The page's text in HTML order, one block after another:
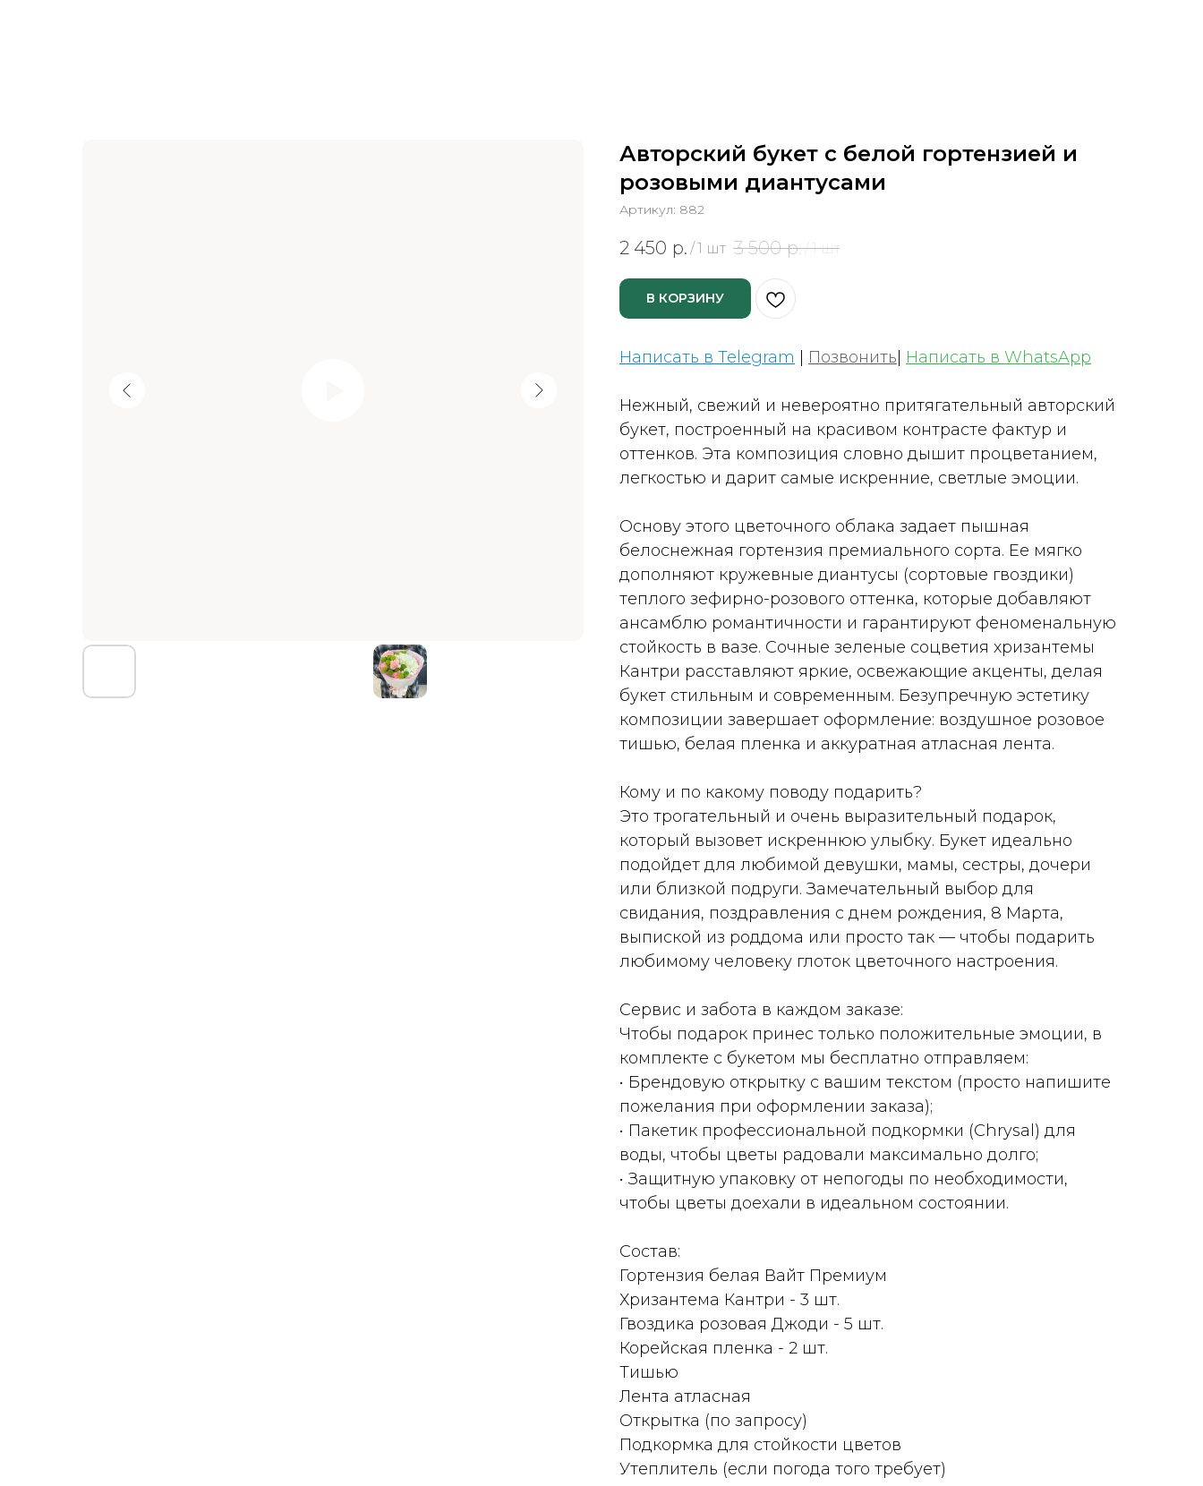
Авторский букет с белой гортензией и
розовыми диантусами
Артикул: 882
2 450 р. /1 шт 3 500 р./1 шт
В КОРЗИНУ
Написать в Telegram Позвонить Написать в WhatsApp
Нежный, свежий и невероятно притягательный авторский
букет, построенный на красивом контрасте фактур и
оттенков. Эта композиция словно дышит процветанием,
легкостью и дарит самые искренние, светлые эмоции.
Основу этого цветочного облака задает пышная
белоснежная гортензия премиального сорта. Ее мягко
дополняют кружевные диантусы (сортовые гвоздики)
теплого зефирно-розового оттенка, которые добавляют
ансамблю романтичности и гарантируют феноменальную
стойкость в вазе. Сочные зеленые соцветия хризантемы
Кантри расставляют яркие, освежающие акценты, делая
букет стильным и современным. Безупречную эстетику
композиции завершает оформление: воздушное розовое
тишью, белая пленка и аккуратная атласная лента.
Кому и по какому поводу подарить?
Это трогательный и очень выразительный подарок,
который вызовет искреннюю улыбку. Букет идеально
подойдет для любимой девушки, мамы, сестры, дочери
или близкой подруги. Замечательный выбор для
свидания, поздравления с днем рождения, 8 Марта,
выпиской из роддома или просто так — чтобы подарить
любимому человеку глоток цветочного настроения.
Сервис и забота в каждом заказе:
Чтобы подарок принес только положительные эмоции, в
комплекте с букетом мы бесплатно отправляем:
• Брендовую открытку с вашим текстом (просто напишите
пожелания при оформлении заказа);
• Пакетик профессиональной подкормки (Chrysal) для
воды, чтобы цветы радовали максимально долго;
• Защитную упаковку от непогоды по необходимости,
чтобы цветы доехали в идеальном состоянии.
Состав:
Гортензия белая Вайт Премиум
Хризантема Кантри - 3 шт.
Гвоздика розовая Джоди - 5 шт.
Корейская пленка - 2 шт.
Тишью
Лента атласная
Открытка (по запросу)
Подкормка для стойкости цветов
Утеплитель (если погода того требует)